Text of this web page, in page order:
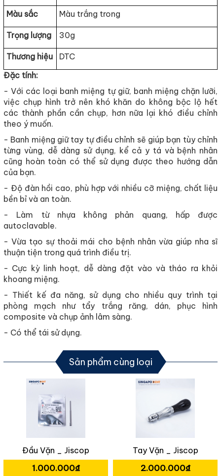
Màu sắc Màu trắng trong
Trọng lượng 30g
Thương hiệu
DTC
Đặc tính:
- Với các loại banh miệng tự giữ, banh miệng chặn lưỡi,
việc chụp hình trở nên khó khăn do không bộc lộ hết
các thành phần cần chụp, hơn nữa lại khó điều chỉnh
theo ý muốn.
- Banh miệng giữ tay tự điều chỉnh sẽ giúp bạn tùy chỉnh
từng vùng, dễ dàng sử dụng, kể cả y tá và bệnh nhân
cũng hoàn toàn có thể sử dụng được theo hướng dẫn
của bạn.
- Độ đàn hồi cao, phù hợp với nhiều cỡ miệng, chất liệu
bền bỉ và an toàn.
- Làm từ nhựa không phản quang, hấp được
autoclavable.
- Vừa tạo sự thoải mái cho bệnh nhân vừa giúp nha sĩ
thuận tiện trong quá trình điều trị.
- Cực kỳ linh hoạt, dễ dàng đặt vào và tháo ra khỏi
khoang miệng.
- Thiết kế đa năng, sử dụng cho nhiều quy trình tại
phòng mạch như tẩy trắng răng, dán, phục hình
composite và chụp ảnh lâm sàng.
- Có thể tái sử dụng.
Sản phẩm cùng loại
_ Jiscop Tay Vặn _ Jiscop